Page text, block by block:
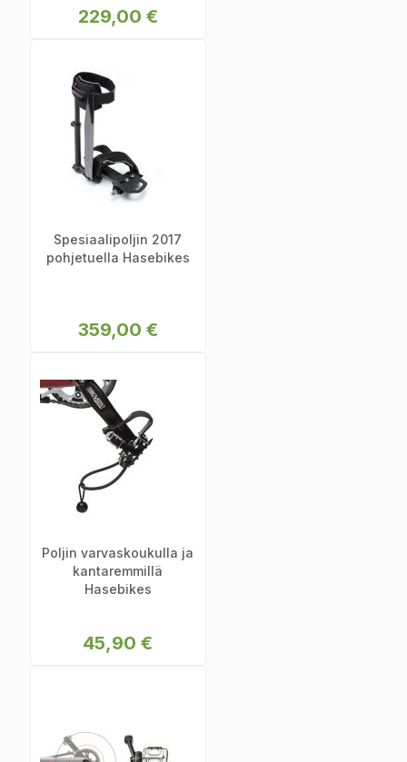
229,00 €
Spesiaalipoljin 2017
pohjetuella Hasebikes
359,00 €
Poljin varvaskoukulla ja
kantaremmillä
Hasebikes
45,90 €